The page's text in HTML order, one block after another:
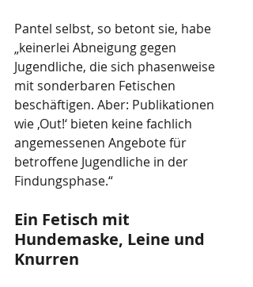
Pantel selbst, so betont sie, habe
„keinerlei Abneigung gegen
Jugendliche, die sich phasenweise
mit sonderbaren Fetischen
beschäftigen. Aber: Publikationen
wie ‚Out!‘ bieten keine fachlich
angemessenen Angebote für
betroffene Jugendliche in der
Findungsphase.“
Ein Fetisch mit
Hundemaske, Leine und
Knurren